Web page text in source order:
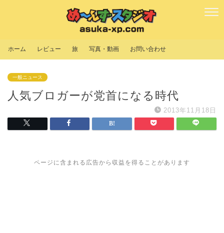
ホーム レビュー 旅 写真・動画 お問い合わせ
一般ニュース
人気ブロガーが党首になる時代
2013年11月18日
ページに含まれる広告から収益を得ることがあります